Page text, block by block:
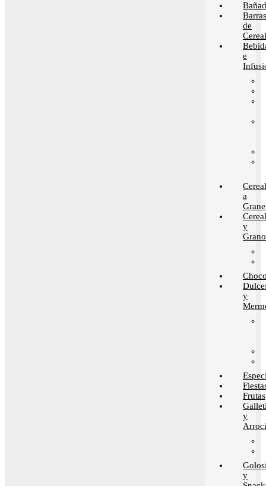
Barras
de
e
a
y
y
Frutas
y
y